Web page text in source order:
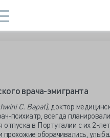
врача-эмигранта
C. Bapat), доктор
психиатр, всегда
отпуска в Португалии с их 2-
прохожие оборачивались,